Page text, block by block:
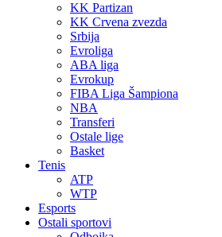
KK Partizan
KK Crvena zvezda
Srbija
Evroliga
ABA liga
Evrokup
FIBA Liga Šampiona
NBA
Transferi
Ostale lige
Basket
Tenis
ATP
WTP
Esports
Ostali sportovi